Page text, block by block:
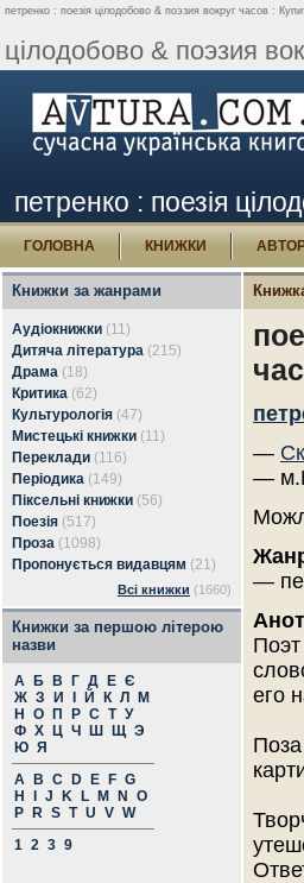
петренко : поезія цілодобово & поэзия вокруг часов :
цілодобово & поэзия
петренко : поезія
ГОЛОВНА КНИЖКИ
Книжки за жанрами
Аудіокнижки (11)
Дитяча література (215)
Драма (18)
Критика (62)
Культурологія (47)
Мистецькі книжки (11)
Переклади (116)
Періодика (149)
Піксельні книжки (56)
Поезія (517)
Проза (1098)
Пропонується видавцям (21)
Всі книжки (1660)
Книжки за першою літерою
назви
А Б В Г Д Е Є
Ж З И Й К Л
М
Н
О П Р С Т У
Ф Х Ц Ч Ш Щ Э
Ю Я
A
B C D E F G
H
J K L M N
O
P
R S T U V W
1 2 3 9
—
—
—
его